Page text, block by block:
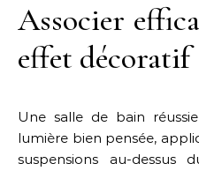
Associer
effet décoratif
Une salle de bain
lumière bien pensée,
suspensions au-